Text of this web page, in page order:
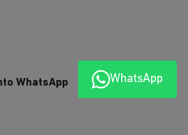
WhatsApp WhatsApp